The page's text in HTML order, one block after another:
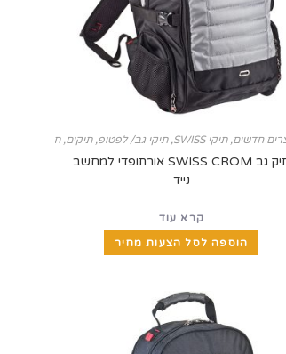
חדשים,תיקי SWISS ,תיקי גב/ לפטופ,תיקים, תיקי SWISS ומזוודות
תיק גב SWISS CROM אורתופדי למחשב
נייד
קרא עוד
הוספה לסל הצעות מחיר